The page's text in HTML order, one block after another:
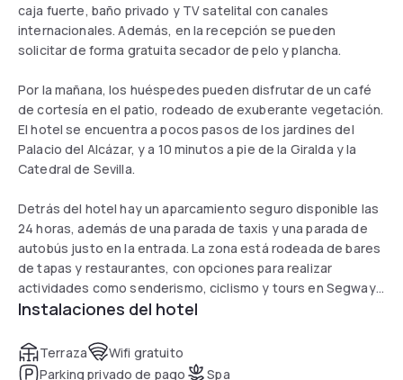
caja fuerte, baño privado y TV satelital con canales
internacionales. Además, en la recepción se pueden
solicitar de forma gratuita secador de pelo y plancha.
Por la mañana, los huéspedes pueden disfrutar de un café
de cortesía en el patio, rodeado de exuberante vegetación.
El hotel se encuentra a pocos pasos de los jardines del
Palacio del Alcázar, y a 10 minutos a pie de la Giralda y la
Catedral de Sevilla.
Detrás del hotel hay un aparcamiento seguro disponible las
24 horas, además de una parada de taxis y una parada de
autobús justo en la entrada. La zona está rodeada de bares
de tapas y restaurantes, con opciones para realizar
actividades como senderismo, ciclismo y tours en Segway.
La parada de tranvía Prado San Sebastián está a 9 minutos a
Instalaciones del hotel
Terraza
Wifi gratuito
Parking privado de pago
Spa